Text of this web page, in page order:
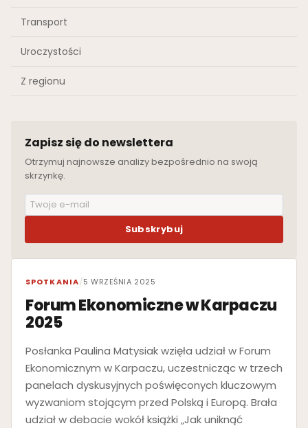
Transport
Uroczystości
Z regionu
Zapisz się do newslettera
Otrzymuj najnowsze analizy bezpośrednio na swoją
skrzynkę.
Subskrybuj
WYRÓŻNIONE
SPOTKANIA/5 WRZEŚNIA 2025
Forum Ekonomiczne w Karpaczu
2025
Posłanka Paulina Matysiak wzięła udział w Forum
Ekonomicznym w Karpaczu, uczestnicząc w trzech
panelach dyskusyjnych poświęconych kluczowym
wyzwaniom stojącym przed Polską i Europą. Brała
udział w debacie wokół książki „Jak uniknąć